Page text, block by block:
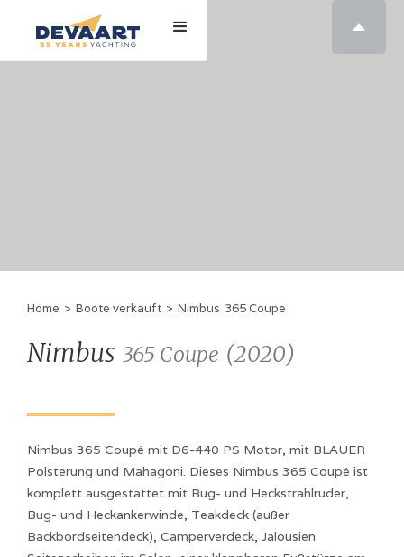

Home > Boote verkauft > Nimbus 365 Coupe
Nimbus 365 Coupe (2020)
Nimbus 365 Coupé mit D6-440 PS Motor, mit BLAUER
Polsterung und Mahagoni. Dieses Nimbus 365 Coupé ist
komplett ausgestattet mit Bug- und Heckstrahlruder,
Bug- und Heckankerwinde, Teakdeck (außer
Backbordseitendeck), Camperverdeck, Jalousien